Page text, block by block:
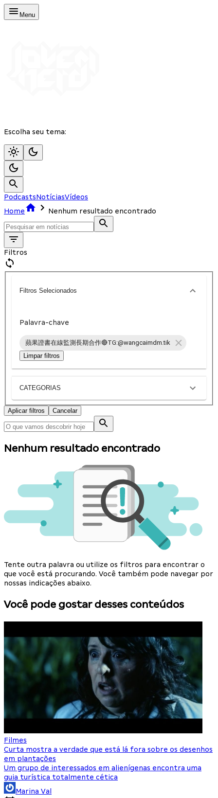
Menu
Escolha seu tema:
PodcastsNotíciasVídeos
Home
Nenhum resultado encontrado
Filtros
Filtros Selecionados
Palavra-chave
蘋果證書在線監測長期合作🔴TG:@wangcaimdm.tik
Limpar filtros
CATEGORIAS
Aplicar filtros Cancelar
Nenhum resultado encontrado
Tente outra palavra ou utilize os filtros para encontrar o
que você está procurando. Você também pode navegar por
nossas indicações abaixo.
Você pode gostar desses conteúdos
Filmes
Curta mostra a verdade que está lá fora sobre os desenhos
em plantações
Um grupo de interessados em alienígenas encontra uma
guia turística totalmente cética
Marina Val